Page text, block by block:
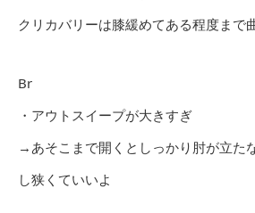
クリカバリーは膝緩めてある程度まで
Br
・アウトスイープが大きすぎ
→あそこまで開くとしっかり肘が立た
し狭くていいよ